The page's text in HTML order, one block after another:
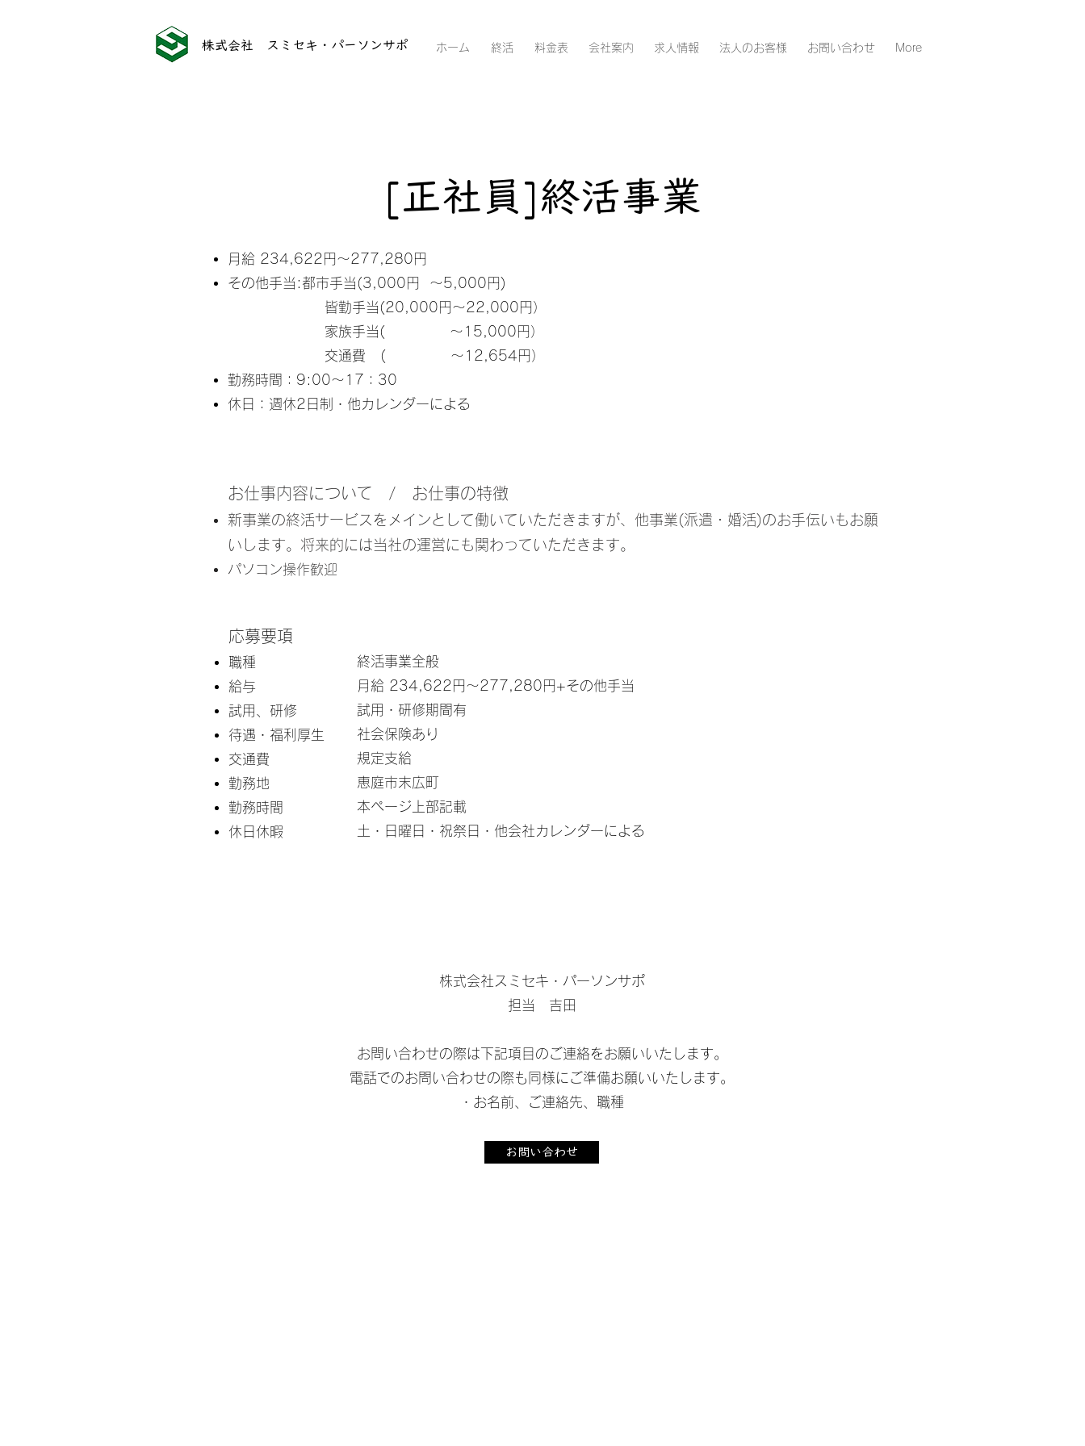
株式会社 スミセキ・パーソンサポ ホーム 終活 料金表 会社案内 求人情報 法人のお客様 お問い合わせ More
[正社員]​終活事業
月給 234,622円～277,280円
その他手当:都市手当(3,000円 ～5,000円)
皆勤手当(20,000円～22,000円）
家族手当( ～15,000円）
交通費 ( ～12,654円）
勤務時間：9:00～17：30
休日：週休2日制・他カレンダーによる
終活事業全般
月給 234,622円～277,280円+その他手当
試用・研修期間有
社会保険あり
​規定支給
恵庭市末広町
本ページ上部記載
​土・日曜日・祝祭日・他会社カレンダーによる
お仕事内容について / お仕事の特徴
新事業の終活サービスをメインとして働いていただきますが、 他事業(派遣・婚活)のお手伝いもお願
いします。将来的には当社の運営にも関わっていただきます。
​パソコン操作歓迎
応募要項
​職種
給与
試用、研修
待遇・福利厚生
交通費
勤務地
勤務時間
​休日休暇
株式会社​スミセキ・パーソンサポ
担当 吉田
お問い合わせの際は下記項目のご連絡をお願いいたします。
​電話でのお問い合わせの際も同様にご準備お願いいたします。
・お名前、ご連絡先、職種
お問い合わせ